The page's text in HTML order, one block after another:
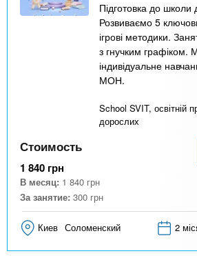
Підготовка до школи
Розвиваємо 5
ігрові методики.
з гнучким графіком.
індивідуальне
МОН.
School SVIT, освітній
дорослих
Стоимость
1 840 грн
В месяц: 1 840 грн
За занятие: 300 грн
Киев Соломенский 2